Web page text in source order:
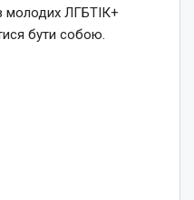
молодих ЛГБТІК+
бути собою.